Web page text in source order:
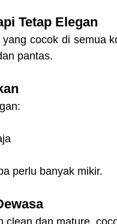
Tetap Elegan
cocok di semua
pantas.
perlu banyak mikir.